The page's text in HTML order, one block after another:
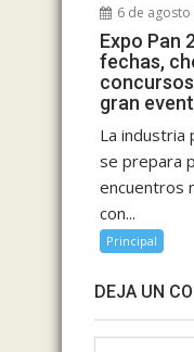
6 de
Expo Pan
fechas,
gran
La industria
se prepara
encuentros
con...
Principal
DEJA UN